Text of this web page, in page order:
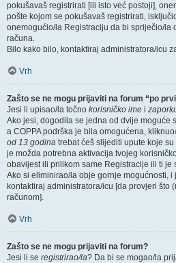
pokušavaš registrirati [ili isto već postoji],
pošte kojom se pokušavaš registrirati,
onemogućio/la Registraciju da bi spriječio/la
računa.
Bilo kako bilo, kontaktiraj administratora/icu
Vrh
Zašto se ne mogu prijaviti na forum “po
Jesi li upisao/la točno korisničko ime i
Ako jesi, dogodila se jedna od dvije moguće
a COPPA podrška je bila omogućena,
od 13 godina trebat ćeš slijediti upute koje
je možda potrebna aktivacija tvojeg
obavijest ili prilikom same Registracije ili ti je
Ako si eliminirao/la obje gornje mogućnosti,
kontaktiraj administratora/icu [da provjeri što
računom].
Vrh
Zašto se ne mogu prijaviti na forum?
Jesi li se registrirao/la? Da bi se mogao/la